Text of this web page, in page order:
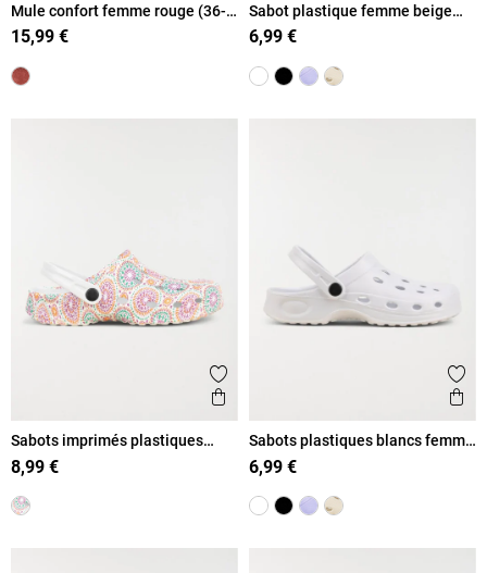
Mule confort femme rouge (36-
41)
15,99 €
Sabot plastique femme beige
(36-41)
6,99 €
Ajouter aux favoris
Aperçu rapide
Sabots imprimés plastiques
femme (36-41)
8,99 €
Sabots plastiques blancs femme
(36-41)
6,99 €